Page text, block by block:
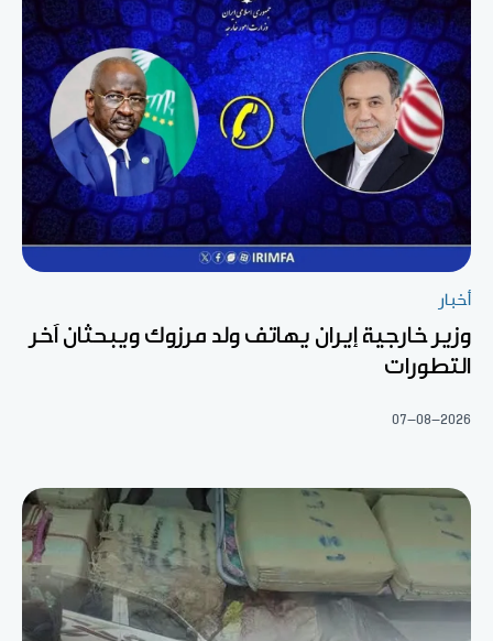
أخبار
وزير خارجية إيران يهاتف ولد مرزوك ويبحثان آخر
التطورات
07-08-2026